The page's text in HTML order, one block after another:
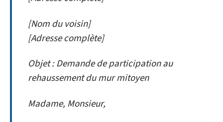
[Nom du voisin]
[Adresse complète]
Objet : Demande de participation au
rehaussement du mur mitoyen
Madame, Monsieur,